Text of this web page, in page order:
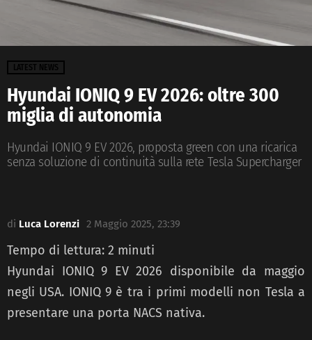
LATEST NEWS
Hyundai IONIQ 9 EV 2026: oltre 300
miglia di autonomia
Hyundai IONIQ 9 EV 2026, proposta green con una ricarica
senza soluzione di continuità sulla rete Tesla Supercharger
di Luca Lorenzi 2 Maggio 2025, 23:39
Tempo di lettura: 2 minuti
Hyundai IONIQ 9 EV 2026 disponibile da maggio
negli USA. IONIQ 9 è tra i primi modelli non Tesla a
presentare una porta NACS nativa.